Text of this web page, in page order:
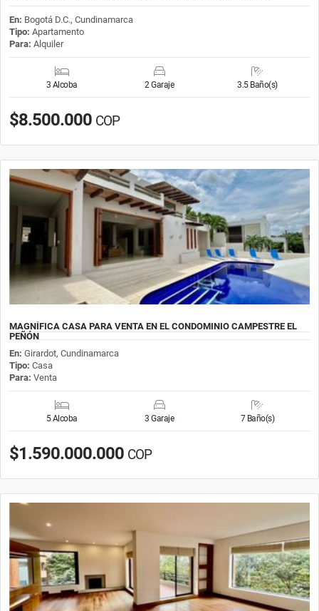
En: Bogotá D.C., Cundinamarca
Tipo: Apartamento
Para: Alquiler
3 Alcoba 2 Garaje 3.5 Baño(s)
$8.500.000 COP
MAGNÍFICA CASA PARA VENTA EN EL CONDOMINIO CAMPESTRE EL
PEÑÓN
En: Girardot, Cundinamarca
Tipo: Casa
Para: Venta
5 Alcoba 3 Garaje 7 Baño(s)
$1.590.000.000 COP